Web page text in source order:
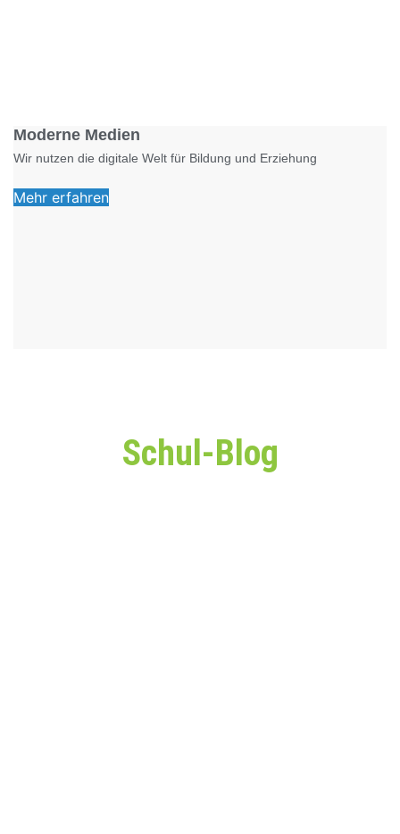
Moderne Medien
Wir nutzen die digitale Welt für Bildung und Erziehung
Mehr erfahren
Schul-Blog